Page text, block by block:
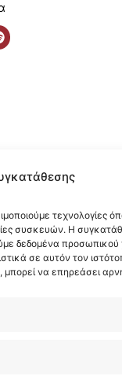
τεχνολογίες
συσκευών. Η
δεδομένα
σε αυτόν τον
να επηρεάσει